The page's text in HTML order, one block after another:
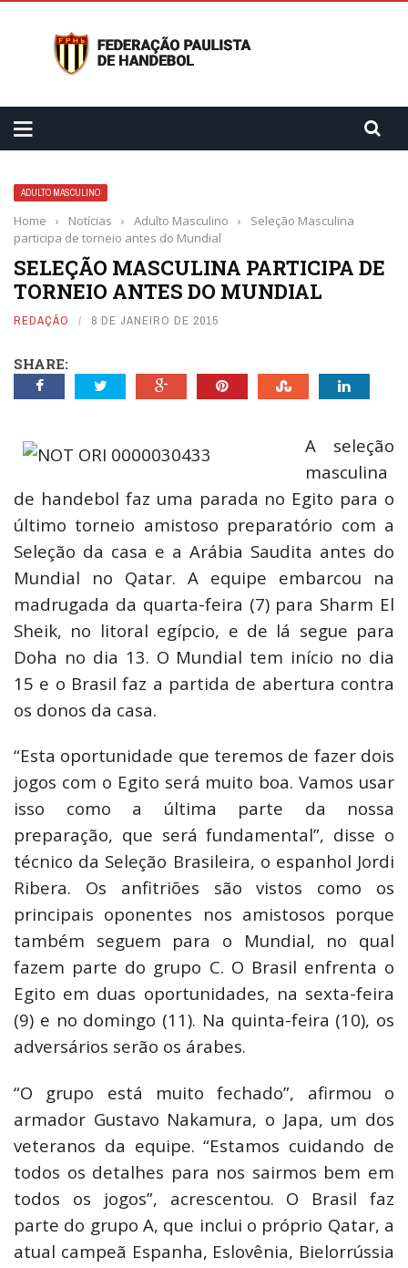
ADULTO MASCULINO
Home › Notícias › Adulto Masculino ›
Seleção Masculina
participa de torneio antes do Mundial
SELEÇÃO MASCULINA PARTICIPA DE
TORNEIO ANTES DO MUNDIAL
REDAÇÃO 8 DE JANEIRO DE 2015
SHARE:
A seleção
masculina
de handebol faz uma parada no Egito para o
último torneio amistoso preparatório com a
Seleção da casa e a Arábia Saudita antes do
Mundial no Qatar. A equipe embarcou na
madrugada da quarta-feira (7) para Sharm El
Sheik, no litoral egípcio, e de lá segue para
Doha no dia 13. O Mundial tem início no dia
15 e o Brasil faz a partida de abertura contra
os donos da casa.
“Esta oportunidade que teremos de fazer dois
jogos com o Egito será muito boa. Vamos usar
isso como a última parte da nossa
preparação, que será fundamental”, disse o
técnico da Seleção Brasileira, o espanhol Jordi
Ribera. Os anfitriões são vistos como os
principais oponentes nos amistosos porque
também seguem para o Mundial, no qual
fazem parte do grupo C. O Brasil enfrenta o
Egito em duas oportunidades, na sexta-feira
(9) e no domingo (11). Na quinta-feira (10), os
adversários serão os árabes.
“O grupo está muito fechado”, afirmou o
armador Gustavo Nakamura, o Japa, um dos
veteranos da equipe. “Estamos cuidando de
todos os detalhes para nos sairmos bem em
todos os jogos”, acrescentou. O Brasil faz
parte do grupo A, que inclui o próprio Qatar, a
atual campeã Espanha, Eslovênia, Bielorrússia